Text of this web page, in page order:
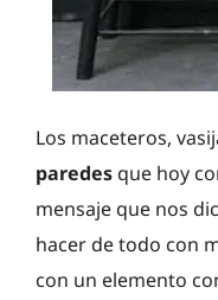
Los maceteros,
paredes que hoy
mensaje que nos
hacer de todo con
con un elemento